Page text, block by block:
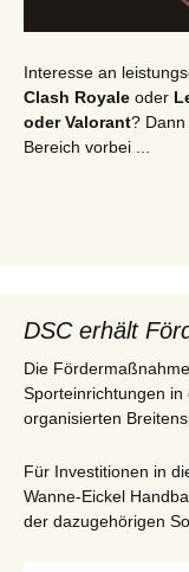
Interesse an
Clash Royale oder
oder Valorant?
Bereich vorbei ...
DSC erhält
Die
Sporteinrichtungen in
organisierten
Für Investitionen in
Wanne-Eickel
der dazugehörigen